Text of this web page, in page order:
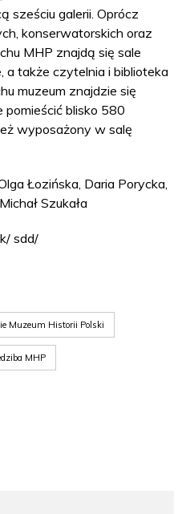
sześciu galerii. Oprócz
konserwatorskich oraz
MHP znajdą się sale
także czytelnia i biblioteka
muzeum znajdzie się
pomieścić blisko 580
wyposażony w salę
Łozińska, Daria Porycka,
Szukała
sdd/
Muzeum Historii Polski
MHP